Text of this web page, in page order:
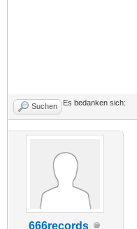
Suchen Es bedanken sich:
666records